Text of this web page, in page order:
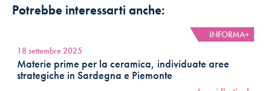
Potrebbe interessarti anche:
INFORMA+
18 settembre 2025
Materie prime per la ceramica, individuate aree
strategiche in Sardegna e Piemonte